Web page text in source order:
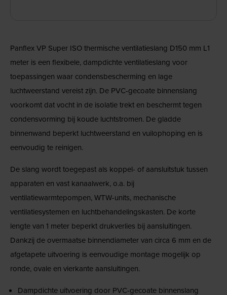
Panflex VP Super ISO thermische ventilatieslang D150 mm L1
meter is een flexibele, dampdichte ventilatieslang voor
toepassingen waar condensbescherming en lage
luchtweerstand vereist zijn. De PVC-gecoate binnenslang
voorkomt dat vocht in de isolatie trekt en beschermt tegen
condensvorming bij koude luchtstromen. De gladde
binnenwand beperkt luchtweerstand en vuilophoping en is
eenvoudig te reinigen.
De slang wordt toegepast als koppel- of aansluitstuk tussen
apparaten en vast kanaalwerk, o.a. bij
ventilatiewarmtepompen, WTW-units, mechanische
ventilatiesystemen en luchtbehandelingskasten. De korte
lengte van 1 meter beperkt drukverlies bij aansluitingen.
Dankzij de overmaatse binnendiameter van circa 6 mm en de
afgetapete uitvoering is eenvoudige montage mogelijk op
ronde, ovale en vierkante aansluitingen.
Dampdichte uitvoering door PVC-gecoate binnenslang